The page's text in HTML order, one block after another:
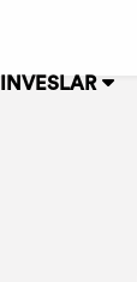
INVESLAR